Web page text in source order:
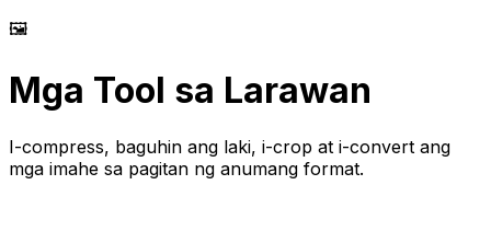
🖼️
Mga Tool sa Larawan
I-compress, baguhin ang laki, i-crop at i-convert ang
mga imahe sa pagitan ng anumang format.